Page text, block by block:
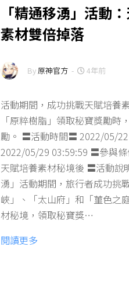
「精通移湧」活動
素材雙倍掉落
By原神官方 - 4年前
活動期間，成功挑戰天賦培養
「原粹樹脂」領取秘寶獎勵時
勵。 〓活動時間〓 2022/05/
2022/05/29 03:59:59 〓參與
天賦培養素材秘境後 〓活動
湧」活動期間，旅行者成功挑
峽」、「太山府」和「菫色之
材秘境，領取秘寶獎…
閱讀更多